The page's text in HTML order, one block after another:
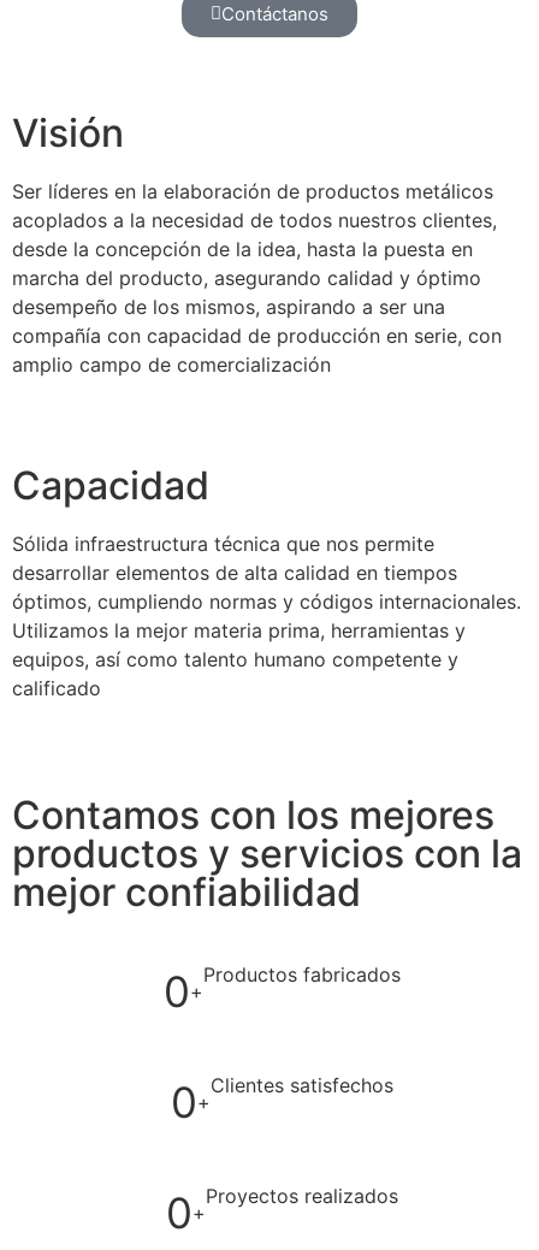
Contáctanos
Visión
Ser líderes en la elaboración de productos metálicos
acoplados a la necesidad de todos nuestros clientes,
desde la concepción de la idea, hasta la puesta en
marcha del producto, asegurando calidad y óptimo
desempeño de los mismos, aspirando a ser una
compañía con capacidad de producción en serie, con
amplio campo de comercialización
Capacidad
Sólida infraestructura técnica que nos permite
desarrollar elementos de alta calidad en tiempos
óptimos, cumpliendo normas y códigos internacionales.
Utilizamos la mejor materia prima, herramientas y
equipos, así como talento humano competente y
calificado
Contamos con los mejores
productos y servicios con la
mejor confiabilidad
0+
Productos fabricados
0+
Clientes satisfechos
0+
Proyectos realizados